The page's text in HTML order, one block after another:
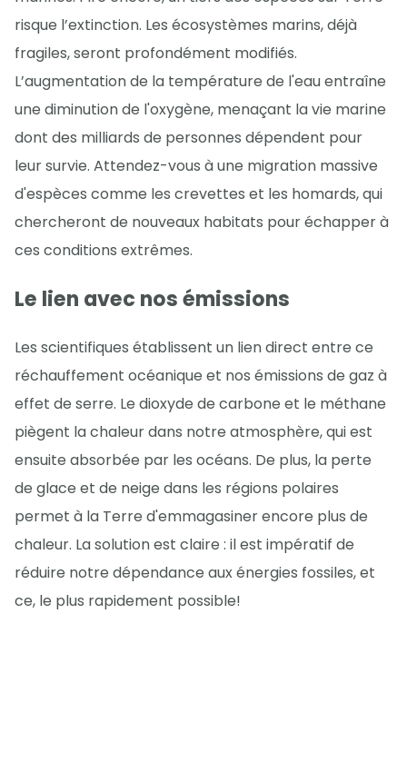
risque l’extinction. Les écosystèmes marins, déjà
fragiles, seront profondément modifiés.
L’augmentation de la température de l'eau entraîne
une diminution de l'oxygène, menaçant la vie marine
dont des milliards de personnes dépendent pour
leur survie. Attendez-vous à une migration massive
d'espèces comme les crevettes et les homards, qui
chercheront de nouveaux habitats pour échapper à
ces conditions extrêmes.
Le lien avec nos émissions
Les scientifiques établissent un lien direct entre ce
réchauffement océanique et nos émissions de gaz à
effet de serre. Le dioxyde de carbone et le méthane
piègent la chaleur dans notre atmosphère, qui est
ensuite absorbée par les océans. De plus, la perte
de glace et de neige dans les régions polaires
permet à la Terre d'emmagasiner encore plus de
chaleur. La solution est claire : il est impératif de
réduire notre dépendance aux énergies fossiles, et
ce, le plus rapidement possible!